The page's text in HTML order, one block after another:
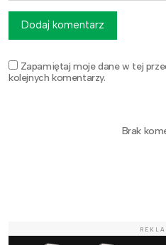
Zapamiętaj moje dane w tej
kolejnych komentarzy.
Dodaj komentarz
Brak